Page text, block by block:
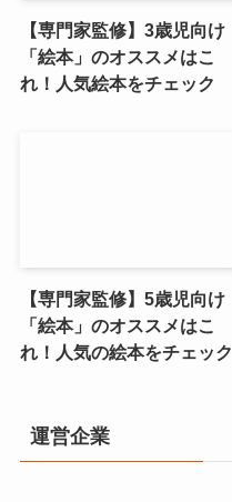
【専門家監修】3歳児向け
「絵本」のオススメはこ
れ！人気絵本をチェック
【専門家監修】5歳児向け
「絵本」のオススメはこ
れ！人気の絵本をチェック
運営企業